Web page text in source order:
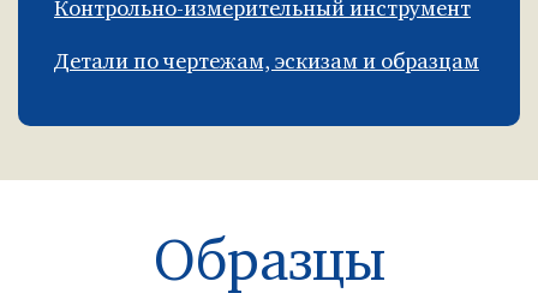
Контрольно-измерительный инструмент
Детали по чертежам, эскизам и образцам
Образцы